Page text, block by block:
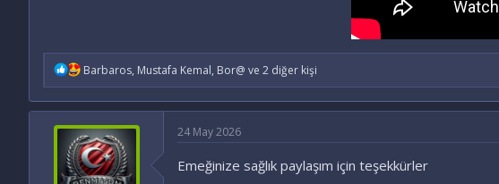
İ
d
e
l
e
r
Barbaros, Mustafa Kemal, Bor@ ve 2 diğer kişi
24 May 2026
Emeğinize sağlık paylaşım için teşekkürler